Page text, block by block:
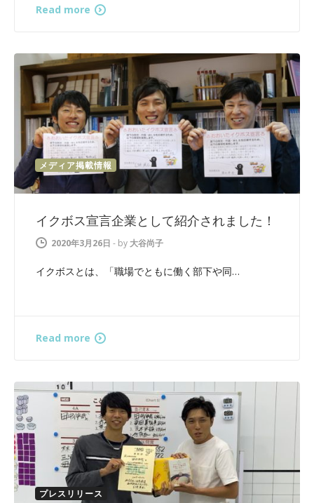
Read more
メディア掲載情報
イクボス宣言企業として紹介されました！
2020年3月26日 - by 大谷尚子
イクボスとは、「職場でともに働く部下や同…
Read more
プレスリリース